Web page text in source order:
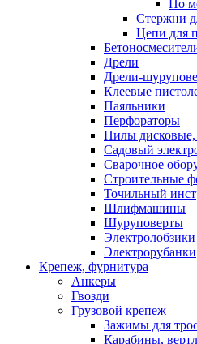
По
Стержни
Цепи для
Дрели
Дрели-
Клеевые
Паяльники
Перфораторы
Пилы
Садовый
Сварочное
Строительные
Точильный
Шлифмашины
Шуруповерты
Электролобзики
Электрорубанки
Крепеж, фурнитура
Анкеры
Гвозди
Грузовой крепеж
Зажимы для
Карабины,